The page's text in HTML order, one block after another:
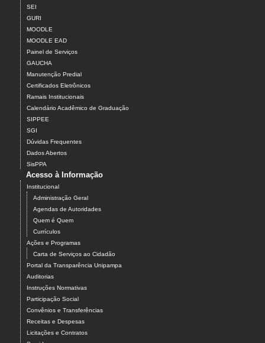
SEI
GURI
MOODLE
MOODLE EAD
Painel de Serviços
GAUCHA
Manutenção Predial
Certificados Eletrônicos
Ramais Institucionais
Calendário Acadêmico de Graduação
SIPPEE
SGI
Dúvidas Frequentes
Dados Abertos
SisPPA
Acesso à Informação
Institucional
Administração Geral
Agendas de Autoridades
Quem é Quem
Currículos
Ações e Programas
Carta de Serviços ao Cidadão
Portal da Transparência Unipampa
Auditorias
Instruções Normativas
Participação Social
Convênios e Transferências
Receitas e Despesas
Licitações e Contratos